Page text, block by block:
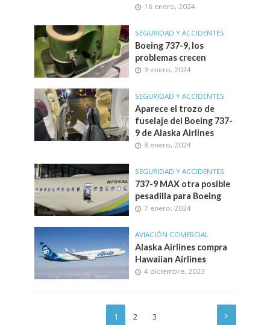
16 enero, 2024
SEGURIDAD Y ACCIDENTES
Boeing 737-9, los
problemas crecen
9 enero, 2024
SEGURIDAD Y ACCIDENTES
Aparece el trozo de
fuselaje del Boeing 737-
9 de Alaska Airlines
8 enero, 2024
SEGURIDAD Y ACCIDENTES
737-9 MAX otra posible
pesadilla para Boeing
7 enero, 2024
AVIACIÓN COMERCIAL
Alaska Airlines compra
Hawaiian Airlines
4 diciembre, 2023
1 2 3